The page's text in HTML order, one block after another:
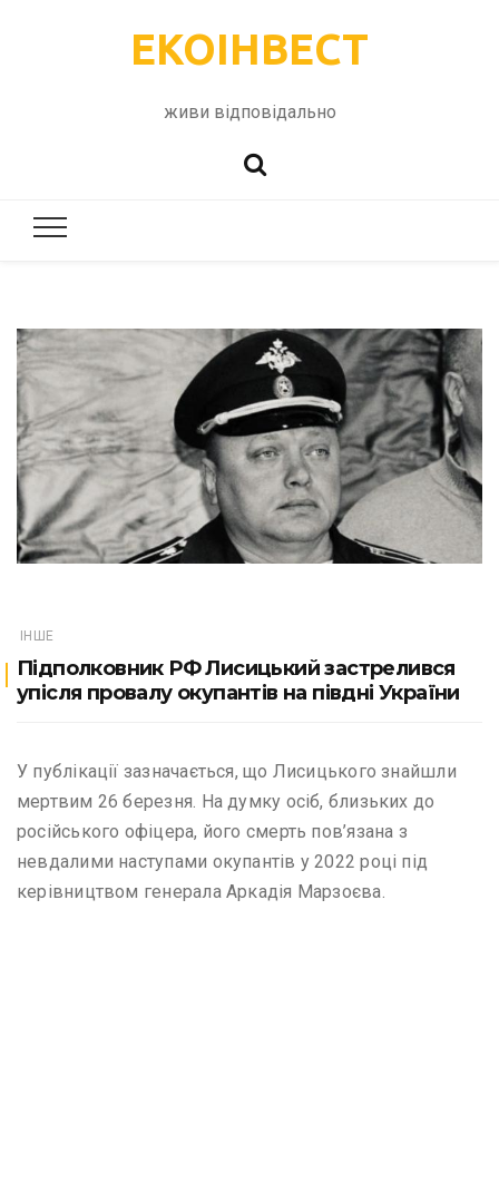
ЕКОІНВЕСТ
живи відповідально
ІНШЕ
Підполковник РФ Лисицький застрелився
упісля провалу окупантів на півдні України
У публікації зазначається, що Лисицького знайшли
мертвим 26 березня. На думку осіб, близьких до
російського офіцера, його смерть пов’язана з
невдалими наступами окупантів у 2022 році під
керівництвом генерала Аркадія Марзоєва.